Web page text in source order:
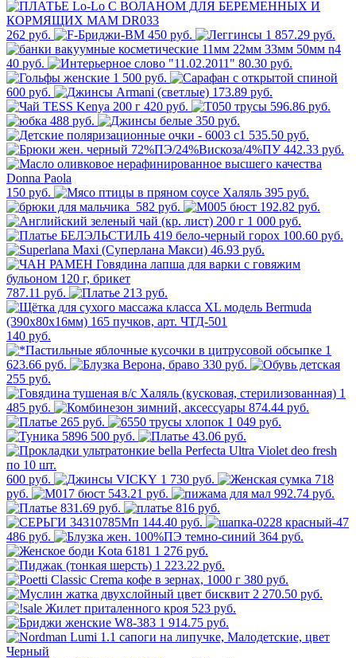
262 руб. 450 руб. 1 857.29 руб.
40 руб.
80.30 руб.
1 500 руб.
600 руб.
173.89 руб.
420 руб.
596.86 руб.
488 руб.
350 руб.
535.50 руб.
442.33 руб.
150 руб.
395 руб.
582 руб.
192.82 руб.
1 000 руб.
100.60 руб.
46.93 руб.
787.11 руб. 213 руб.
140 руб.
1
623.66 руб.
330 руб.
255 руб.
1
485 руб.
874.44 руб.
265 руб.
1 049 руб.
500 руб.
43.06 руб.
600 руб. 1 730 руб.
718
руб.
543.21 руб.
992.74 руб.
831.69 руб.
816 руб.
144.40 руб.
486 руб.
364 руб.
1 276 руб.
1 223.22 руб.
380 руб.
2 270.50 руб.
523 руб.
1 914.75 руб.